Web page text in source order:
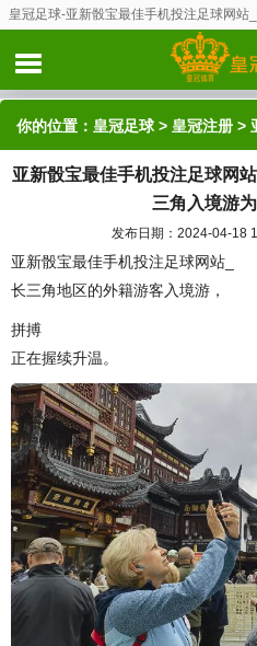
皇冠足球-亚新骰宝最佳手机投注足球网
你的位置： 皇冠足球 > 皇冠注册 >
外籍游客订单猛增350%! 长三角入
亚新骰宝最佳手机投注足球网
三角入境游
发布日期：2024-04-18
亚新骰宝最佳手机投注足球网站_
长三角地区的外籍游客入境游，
拼搏
正在握续升温。